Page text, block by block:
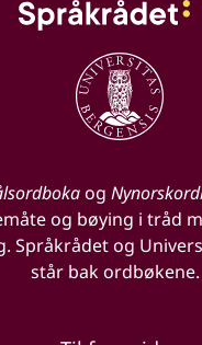
og
og bøying i tråd
Språkrådet og
står bak ordbøkene.